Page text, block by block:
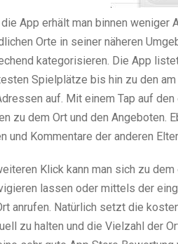
App erhält man binnen
Orte in seiner näheren
kategorisieren. Die App
Spielplätze bis hin zu den
auf. Mit einem Tap auf
zu dem Ort und den Angeboten.
und Kommentare der anderen
Klick kann man sich zu
lassen oder mittels der
anrufen. Natürlich setzt die
zu halten und die Vielzahl der